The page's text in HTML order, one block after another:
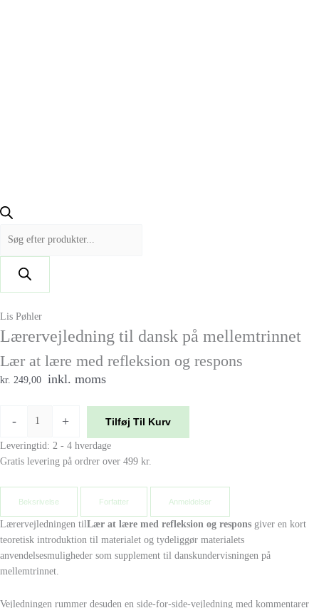
Lis Pøhler
Lærervejledning til dansk på mellemtrinnet
Lær at lære med refleksion og respons
kr. 249,00 inkl. moms
- + Tilføj Til Kurv
Leveringtid: 2 - 4 hverdage
Gratis levering på ordrer over 499 kr.
Beksrivelse Forfatter Anmeldelser
Lærervejledningen tilLær at lære med refleksion og respons giver en kort
teoretisk introduktion til materialet og tydeliggør materialets
anvendelsesmuligheder som supplement til danskundervisningen på
mellemtrinnet.
Vejledningen rummer desuden en side-for-side-vejledning med kommentarer